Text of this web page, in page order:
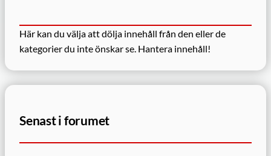
Här kan du välja att dölja innehåll från den eller de
kategorier du inte önskar se. Hantera innehåll!
Senast i forumet